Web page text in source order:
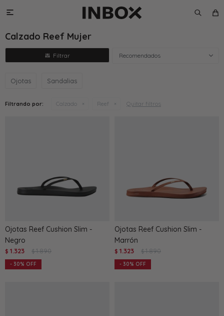

Calzado Reef Mujer
Recomendados
Ojotas Sandalias
Filtrando por: Calzado Reef Quitar filtros
Ojotas Reef Cushion Slim -
Negro
$ 1.323 $ 1.890
30
Ojotas Reef Cushion Slim -
Marrón
$ 1.323 $ 1.890
30